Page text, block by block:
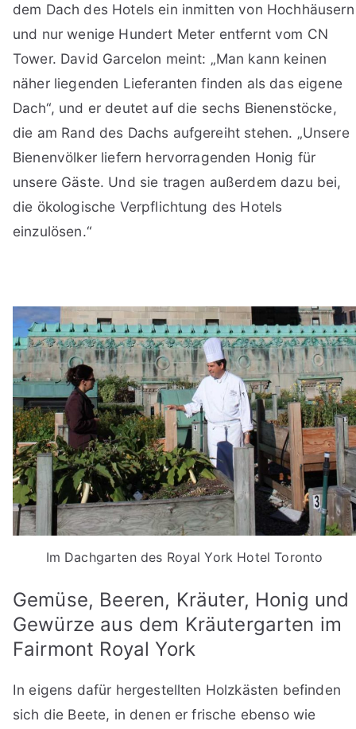
dem Dach des Hotels ein inmitten von Hochhäusern
und nur wenige Hundert Meter entfernt vom CN
Tower. David Garcelon meint: „Man kann keinen
näher liegenden Lieferanten finden als das eigene
Dach“, und er deutet auf die sechs Bienenstöcke,
die am Rand des Dachs aufgereiht stehen. „Unsere
Bienenvölker liefern hervorragenden Honig für
unsere Gäste. Und sie tragen außerdem dazu bei,
die ökologische Verpflichtung des Hotels
einzulösen.“
Im Dachgarten des Royal York Hotel Toronto
Gemüse, Beeren, Kräuter, Honig und
Gewürze aus dem Kräutergarten im
Fairmont Royal York
In eigens dafür hergestellten Holzkästen befinden
sich die Beete, in denen er frische ebenso wie